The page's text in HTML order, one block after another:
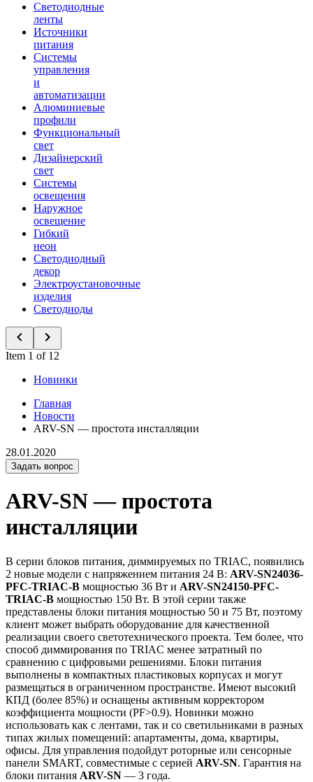
Светодиодные
ленты
Источники
питания
Системы
управления
и
автоматизации
Алюминиевые
профили
Функциональный
свет
Дизайнерский
свет
Системы
освещения
Наружное
освещение
Гибкий
неон
Светодиодный
декор
Электроустановочные
изделия
Светодиоды
Item 1 of 12
Новинки
Главная
Новости
ARV-SN — простота инсталляции
28.01.2020
Задать вопрос
ARV-SN — простота
инсталляции
В серии блоков питания, диммируемых по TRIAC, появились
2 новые модели с напряжением питания 24 В: ARV-SN24036-
PFC-TRIAC-B мощностью 36 Вт и ARV-SN24150-PFC-
TRIAC-B мощностью 150 Вт. В этой серии также
представлены блоки питания мощностью 50 и 75 Вт, поэтому
клиент может выбрать оборудование для качественной
реализации своего светотехнического проекта. Тем более, что
способ диммирования по TRIAC менее затратный по
сравнению с цифровыми решениями. Блоки питания
выполнены в компактных пластиковых корпусах и могут
размещаться в ограниченном пространстве. Имеют высокий
КПД (более 85%) и оснащены активным корректором
коэффициента мощности (PF>0.9). Новинки можно
использовать как с лентами, так и со светильниками в разных
типах жилых помещений: апартаменты, дома, квартиры,
офисы. Для управления подойдут роторные или сенсорные
панели SMART, совместимые с серией ARV-SN. Гарантия на
блоки питания ARV-SN — 3 года.